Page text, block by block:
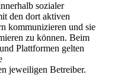
sozialer
den dort aktiven
kommunizieren und sie
zu können. Beim
Plattformen gelten
jeweiligen Betreiber.